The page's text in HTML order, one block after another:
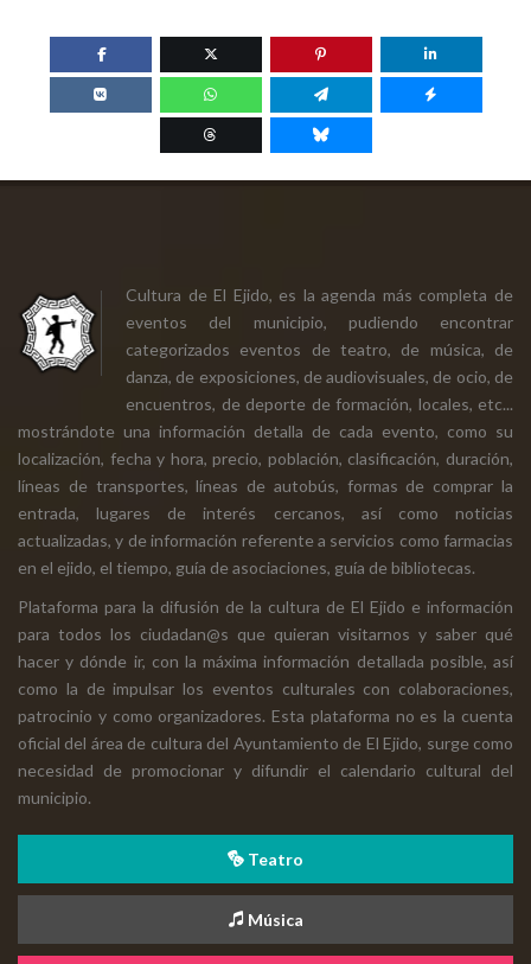
Cultura de El Ejido, es la agenda más completa de
eventos del municipio, pudiendo encontrar
categorizados eventos de teatro, de música, de
danza, de exposiciones, de audiovisuales, de ocio, de
encuentros, de deporte de formación, locales, etc...
mostrándote una información detalla de cada evento, como su
localización, fecha y hora, precio, población, clasificación, duración,
líneas de transportes, líneas de autobús, formas de comprar la
entrada, lugares de interés cercanos, así como noticias
actualizadas, y de información referente a servicios como farmacias
en el ejido, el tiempo, guía de asociaciones, guía de bibliotecas.
Plataforma para la difusión de la cultura de El Ejido e información
para todos los ciudadan@s que quieran visitarnos y saber qué
hacer y dónde ir, con la máxima información detallada posible, así
como la de impulsar los eventos culturales con colaboraciones,
patrocinio y como organizadores. Esta plataforma no es la cuenta
oficial del área de cultura del Ayuntamiento de El Ejido, surge como
necesidad de promocionar y difundir el calendario cultural del
municipio.
Teatro
Música